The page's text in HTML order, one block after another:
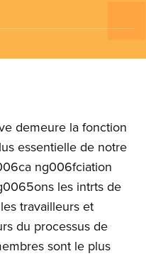
demeure la fonction
essentielle de notre
ng006fciation
les intrts de
travailleurs et
du processus de
sont le plus